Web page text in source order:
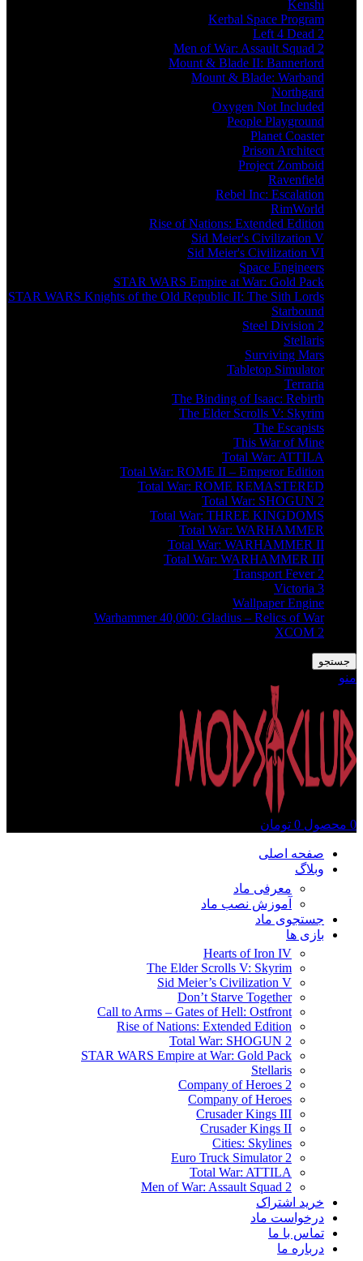
Kenshi
Kerbal Space Program
Left 4 Dead 2
Men of War: Assault Squad 2
Mount & Blade II: Bannerlord
Mount & Blade: Warband
Northgard
Oxygen Not Included
People Playground
Planet Coaster
Prison Architect
Project Zomboid
Ravenfield
Rebel Inc: Escalation
RimWorld
Rise of Nations: Extended Edition
Sid Meier's Civilization V
Sid Meier's Civilization VI
Space Engineers
STAR WARS Empire at War: Gold Pack
STAR WARS Knights of the Old Republic II: The Sith Lords
Starbound
Steel Division 2
Stellaris
Surviving Mars
Tabletop Simulator
Terraria
The Binding of Isaac: Rebirth
The Elder Scrolls V: Skyrim
The Escapists
This War of Mine
Total War: ATTILA
Total War: ROME II – Emperor Edition
Total War: ROME REMASTERED
Total War: SHOGUN 2
Total War: THREE KINGDOMS
Total War: WARHAMMER
Total War: WARHAMMER II
Total War: WARHAMMER III
Transport Fever 2
Victoria 3
Wallpaper Engine
Warhammer 40,000: Gladius – Relics of War
XCOM 2
جستجو
منو
0 محصول 0 تومان
صفحه اصلی
وبلاگ
معرفی ماد
آموزش نصب ماد
جستجوی ماد
بازی ها
Hearts of Iron IV
The Elder Scrolls V: Skyrim
Sid Meier’s Civilization V
Don’t Starve Together
Call to Arms – Gates of Hell: Ostfront
Rise of Nations: Extended Edition
Total War: SHOGUN 2
STAR WARS Empire at War: Gold Pack
Stellaris
Company of Heroes 2
Company of Heroes
Crusader Kings III
Crusader Kings II
Cities: Skylines
Euro Truck Simulator 2
Total War: ATTILA
Men of War: Assault Squad 2
خرید اشتراک
درخواست ماد
تماس با ما
درباره ما